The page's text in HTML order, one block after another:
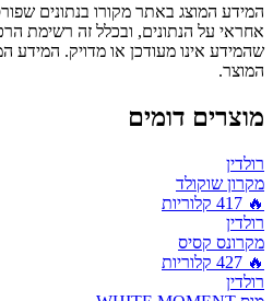
המידע המוצג באתר מקורו בנתונים
אחראי על הנתונים, ובכלל זה רשימת
שהמידע אינו מעודכן או מדויק. המידע
המוצר.
מוצרים דומים
רולדין
מקרון שוקולד
🔥
417 קלוריות
רולדין
מקרונס קסיס
🔥
427 קלוריות
רולדין